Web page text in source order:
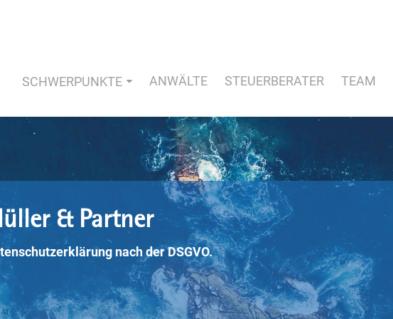
SCHWERPUNKTE ANWÄLTE STEUERBERATER TEAM
& Partner
nach der DSGVO.